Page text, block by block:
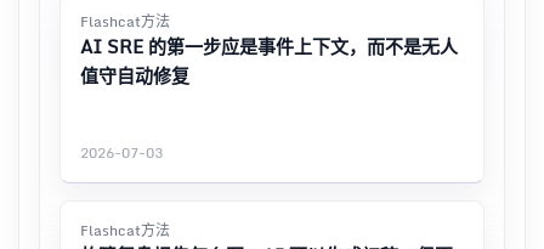
Flashcat方法
AI SRE 的第一步应是事件上下文，而不是无人
值守自动修复
2026-07-03
Flashcat方法